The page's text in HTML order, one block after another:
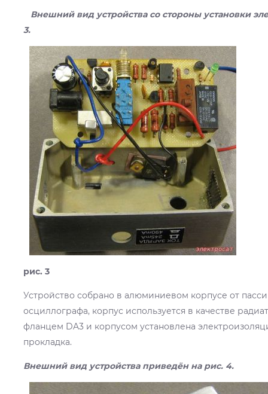
Внешний вид устройства со стороны установки
3.
рис. 3
Устройство собрано в алюминиевом корпусе от
осциллографа, корпус используется в качестве
фланцем DA3 и корпусом установлена
прокладка.
Внешний вид устройства приведён на рис. 4.